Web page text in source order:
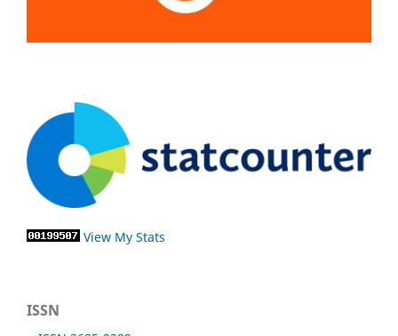
View My Stats
ISSN